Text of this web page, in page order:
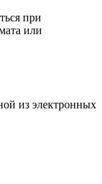
при
или
из электронных